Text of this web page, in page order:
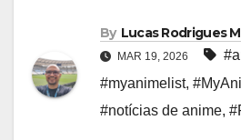
By Lucas Rodrigues
MAR 19, 2026
#myanimelist,
#notícias de anime,